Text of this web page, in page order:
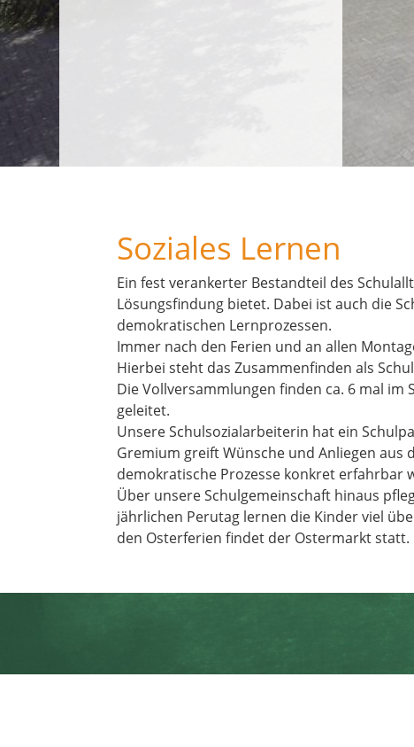
Soziales Lernen
Ein fest verankerter Bestandteil des
Lösungsfindung bietet. Dabei ist auch die
demokratischen Lernprozessen.
Immer nach den Ferien und an allen
Hierbei steht das Zusammenfinden als
Die Vollversammlungen finden ca. 6 mal
geleitet.
Unsere Schulsozialarbeiterin hat ein
Gremium greift Wünsche und Anliegen
demokratische Prozesse konkret erfahrbar
Über unsere Schulgemeinschaft hinaus
jährlichen Perutag lernen die Kinder viel
den Osterferien findet der Ostermarkt